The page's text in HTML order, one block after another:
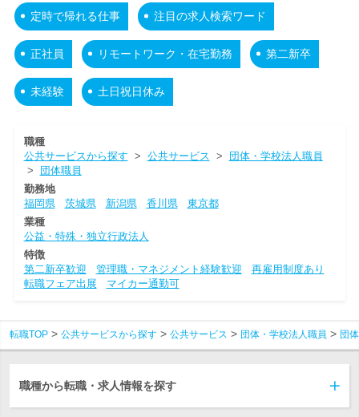
定時で帰れる仕事 注目の求人検索ワード
正社員 リモートワーク・在宅勤務 第二新卒
未経験 土日祝日休み
職種
公共サービスから探す > 公共サービス > 団体・学校法人職員
> 団体職員
勤務地
福岡県
茨城県 新潟県 香川県
東京都
業種
公益・特殊・独立行政法人
特徴
第二新卒歓迎
管理職・マネジメント経験歓迎
再雇用制度あり
転職フェア出展
マイカー通勤可
転職TOP 公共サービスから探す 公共サービス 団体・学校法人職員 団
職種から転職・求人情報を探す